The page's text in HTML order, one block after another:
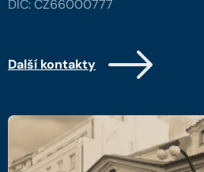
DIČ: CZ66000777
Další kontakty